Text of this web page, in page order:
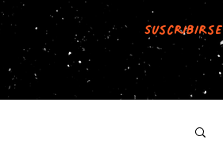
Suscribirse